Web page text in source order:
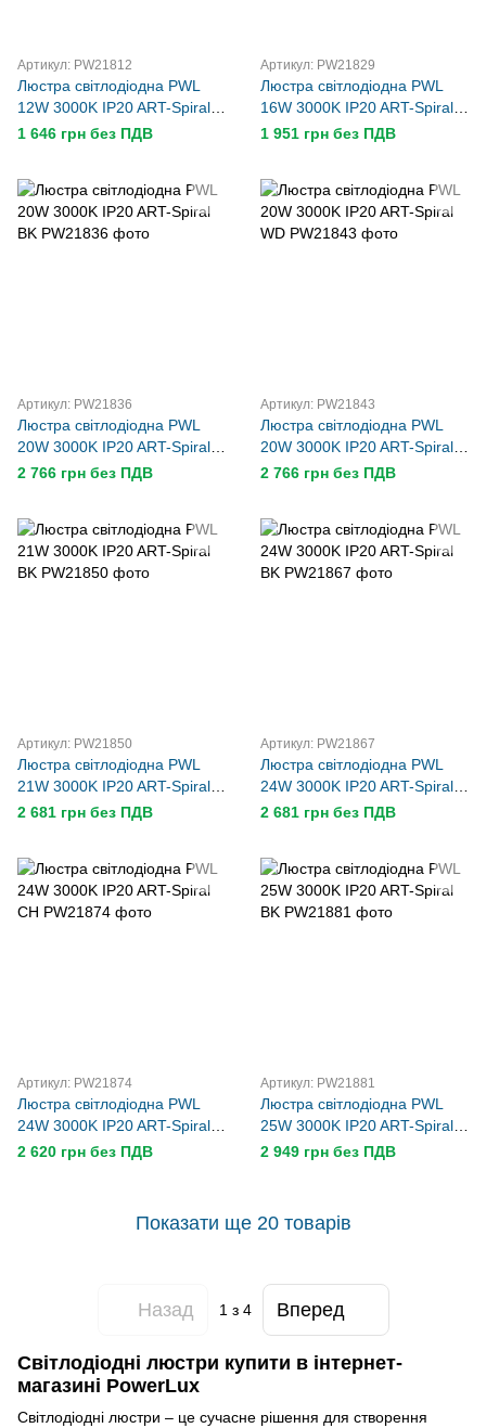
Артикул: PW21812
Люстра світлодіодна PWL
12W 3000K IP20 ART-Spiral
BK
1 646 грн без ПДВ
Артикул: PW21829
Люстра світлодіодна PWL
16W 3000K IP20 ART-Spiral
BK
1 951 грн без ПДВ
Артикул: PW21836
Люстра світлодіодна PWL
20W 3000K IP20 ART-Spiral
BK
2 766 грн без ПДВ
Артикул: PW21843
Люстра світлодіодна PWL
20W 3000K IP20 ART-Spiral
WD
2 766 грн без ПДВ
Артикул: PW21850
Люстра світлодіодна PWL
21W 3000K IP20 ART-Spiral
BK
2 681 грн без ПДВ
Артикул: PW21867
Люстра світлодіодна PWL
24W 3000K IP20 ART-Spiral
BK
2 681 грн без ПДВ
Артикул: PW21874
Люстра світлодіодна PWL
24W 3000K IP20 ART-Spiral
CH
2 620 грн без ПДВ
Артикул: PW21881
Люстра світлодіодна PWL
25W 3000K IP20 ART-Spiral
BK
2 949 грн без ПДВ
Показати ще 20 товарів
Назад 1 з 4 Вперед
Світлодіодні люстри купити в інтернет-
магазині PowerLux
Світлодіодні люстри – це сучасне рішення для створення